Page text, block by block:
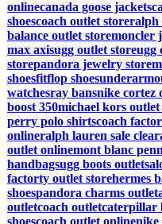
onlinecanada goose jackets
shoescoach outlet storeralph
balance outlet storemoncler
max axisugg outlet storeugg
storepandora jewelry store
shoesfitflop shoes
watchesray bansnike cortez
boost 350michael kors
perry polo shirtscoach
onlineralph lauren sale
outlet onlinemont blanc pen
handbagsugg boots outlet
factorty outlet storehermes
shoespandora charms outlet
outletcoach outletcaterpillar
shoescoach outlet onlinenike